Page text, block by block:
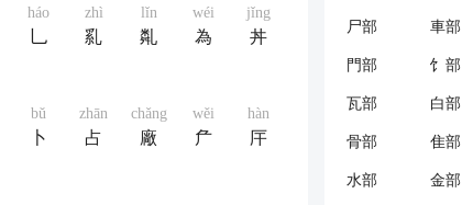
háo
乚
zhì
乿
lǐn
亃
wéi
為
jǐng
丼
bǔ
卜
zhān
占
chǎng
廠
wěi
厃
hàn
厈
尸部 車部
門部 饣部
瓦部 白部
骨部 隹部
水部 金部